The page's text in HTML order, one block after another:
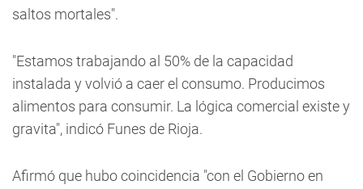
saltos mortales".
"Estamos trabajando al 50% de la capacidad
instalada y volvió a caer el consumo. Producimos
alimentos para consumir. La lógica comercial existe y
gravita", indicó Funes de Rioja.
Afirmó que hubo coincidencia "con el Gobierno en